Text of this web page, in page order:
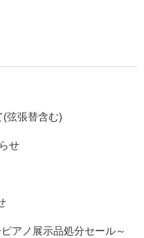
弦張替含む)
せ
アノ展示品処分セール～